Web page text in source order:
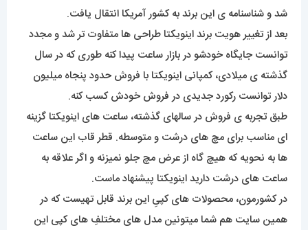
شد و شناسنامه ی این برند به کشور آمریکا انتقال یافت.
بعد از تغییر هویت برند اینویکتا طراحی ها متفاوت تر شد و مجدد
توانست جایگاه خودشو در بازار ساعت پیدا کنه طوری که در سال
گذشته ی میلادی، کمپانی اینویکتا با فروش حدود پنجاه میلیون
دلار توانست رکورد جدیدی در فروش خودش کسب کنه.
طبق تجربه ی فروش در سالهای گذشته، ساعت های اینویکتا گزینه
ای مناسب برای مچ های درشت و متوسطه. قطر قاب این ساعت
ها به نحویه که هیچ گاه از عرض مچ جلو نمیزنه و اگر علاقه به
ساعت های درشت دارید اینویکتا پیشنهاد ماست.
در کشورمون، محصولات های کپیِ این برند قابل تهیست که در
همین سایت هم شما میتونین مدل های مختلفِ های کپی این